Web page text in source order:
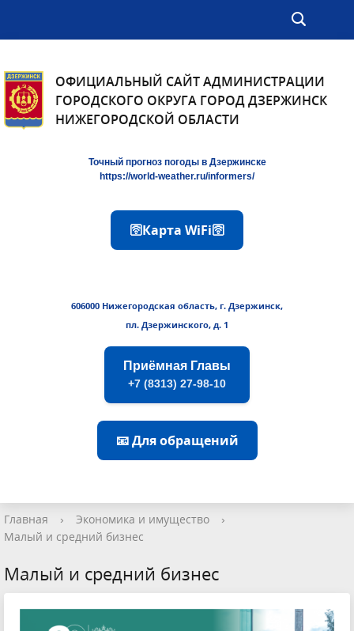
ОФИЦИАЛЬНЫЙ САЙТ АДМИНИСТРАЦИИ
ГОРОДСКОГО ОКРУГА ГОРОД ДЗЕРЖИНСК
НИЖЕГОРОДСКОЙ ОБЛАСТИ
Точный прогноз погоды в Дзержинске
https://world-weather.ru/informers/
🛜Карта WiFi🛜
606000 Нижегородская область, г. Дзержинск,
пл. Дзержинского, д. 1
Приёмная Главы
+7 (8313) 27-98-10
📧 Для обращений
Главная › Экономика и имущество
›
Малый и средний бизнес
Малый и средний бизнес